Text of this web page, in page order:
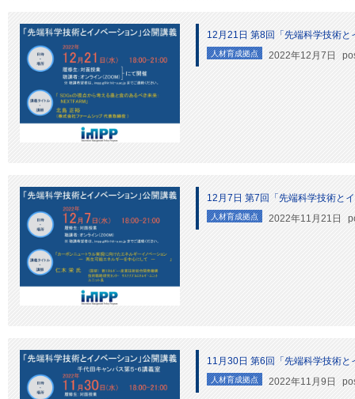
12月21日 第8回「先端科学技術
人材育成拠点 2022年12月7日
12月7日 第7回「先端科学技術と
人材育成拠点 2022年11月21日
11月30日 第6回「先端科学技術
人材育成拠点 2022年11月9日